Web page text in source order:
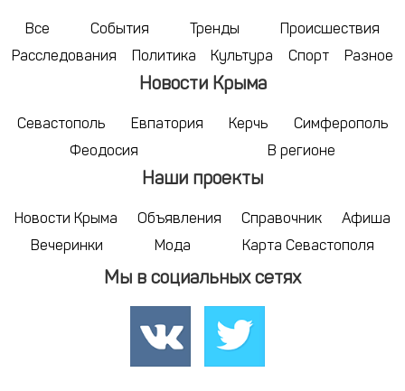
Все События Тренды
Происшествия
Расследования
Политика Культура Спорт Разное
Новости Крыма
Севастополь Евпатория Керчь
Симферополь
Феодосия
В регионе
Наши проекты
Новости Крыма Объявления Справочник
Афиша
Вечеринки
Мода Карта Севастополя
Мы в социальных сетях